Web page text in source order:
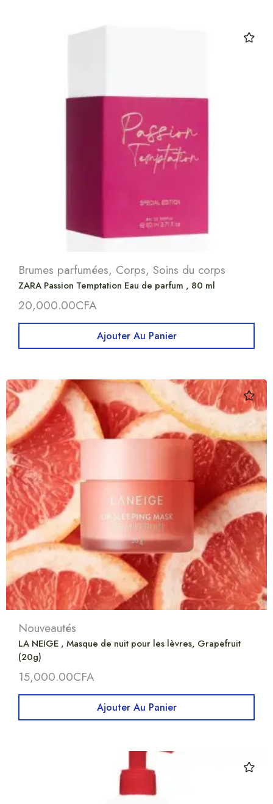
Brumes parfumées, Corps, Soins du corps
ZARA Passion Temptation Eau de parfum , 80 ml
20,000.00CFA
Ajouter Au Panier
Nouveautés
LA NEIGE , Masque de nuit pour les lèvres, Grapefruit
(20g)
15,000.00CFA
Ajouter Au Panier